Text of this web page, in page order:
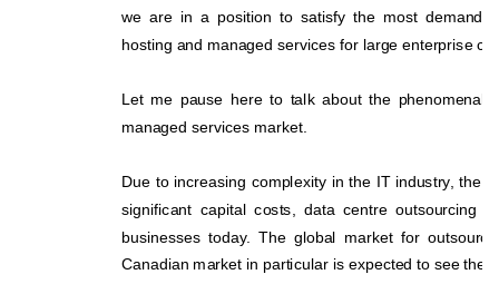
we are in a position to satisfy the most
hosting and managed services for large enterprise
Let me pause here to talk about the
managed services market.
Due to increasing complexity in the IT industry, the
significant capital costs, data centre outsourcing
businesses today. The global market for
Canadian market in particular is expected to see